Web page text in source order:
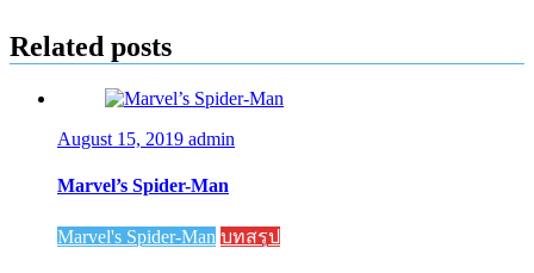
Related posts
August 15, 2019 admin
Marvel’s Spider-Man
Marvel's Spider-Man บทสรุป